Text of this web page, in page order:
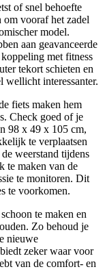
of snel behoefte
om vooraf het zadel
model.
aan geavanceerde
met fitness
tekort schieten en
wellicht interessanter.
fiets maken hem
Check goed of je
98 x 49 x 105 cm,
te verplaatsen
weerstand tijdens
te maken van de
te monitoren. Dit
te voorkomen.
te maken en
Zo behoud je
nieuwe
zeker waar voor
van de comfort- en